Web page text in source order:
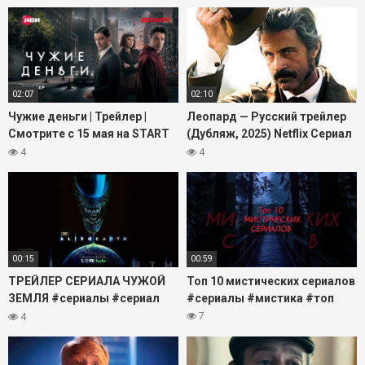
02:07
Чужие деньги | Трейлер |
Смотрите с 15 мая на START
@START_SHOWS
4
02:10
Леопард — Русский трейлер
(Дубляж, 2025) Netflix Сериал
HD4
00:15
ТРЕЙЛЕР СЕРИАЛА ЧУЖОЙ
ЗЕМЛЯ #сериалы #сериал
#чужой #трейлер #трейлеры
#дата
4
00:59
Топ 10 мистических сериалов
#сериалы #мистика #топ
7